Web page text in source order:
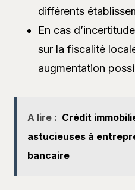
différents
En cas
sur la fiscalité
augmentation
A lire : Crédit
astucieuses à
bancaire